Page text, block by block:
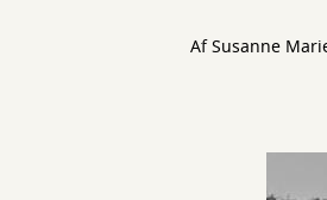
Af Susanne